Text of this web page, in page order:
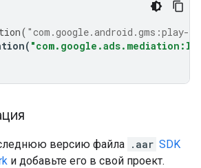
( "com.google.android.gms:play-
(
версию файла .aar SDK
и добавьте его в свой проект.